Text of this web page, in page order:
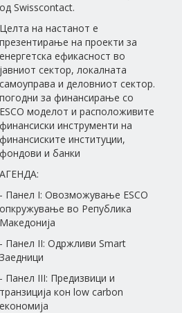
од Swisscontact.
Целта на настанот е
презентирање на проекти за
енергетска ефикасност во
јавниот сектор, локалната
самоуправа и деловниот сектор.
погодни за финансирање со
ESCO моделот и расположивите
финансиски инструменти на
финансиските институции,
фондови и банки
АГЕНДА:
- Панел I: Овозможување ESCO
опкружување во Република
Македонија
- Панел II: Одржливи Smart
Заедници
- Панел III: Предизвици и
транзиција кон low carbon
економија